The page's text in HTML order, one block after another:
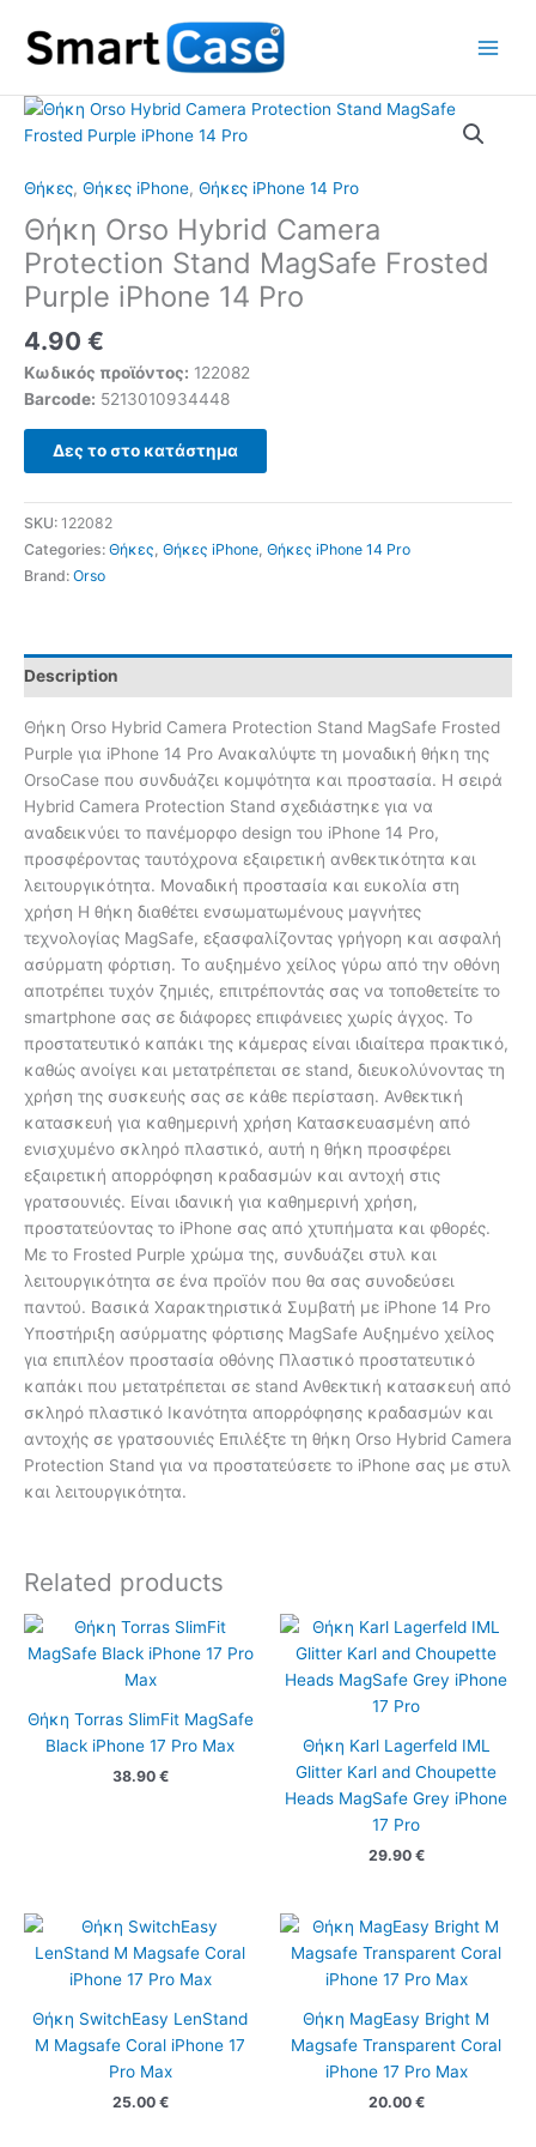
content
Θήκες, Θήκες iPhone, Θήκες iPhone 14 Pro
Θήκη Orso Hybrid Camera
Protection Stand MagSafe Frosted
Purple iPhone 14 Pro
4.90 €
Κωδικός προϊόντος: 122082
Barcode: 5213010934448
Δες το στο κατάστημα
SKU: 122082
Categories: Θήκες Θήκες iPhone Θήκες iPhone 14 Pro
Brand: Orso
Description
Θήκη Orso Hybrid Camera Protection Stand MagSafe Frosted
Purple για iPhone 14 Pro Ανακαλύψτε τη μοναδική θήκη της
OrsoCase που συνδυάζει κομψότητα και προστασία. Η σειρά
Hybrid Camera Protection Stand σχεδιάστηκε για να
αναδεικνύει το πανέμορφο design του iPhone 14 Pro,
προσφέροντας ταυτόχρονα εξαιρετική ανθεκτικότητα και
λειτουργικότητα. Μοναδική προστασία και ευκολία στη
χρήση Η θήκη διαθέτει ενσωματωμένους μαγνήτες
τεχνολογίας MagSafe, εξασφαλίζοντας γρήγορη και ασφαλή
ασύρματη φόρτιση. Το αυξημένο χείλος γύρω από την οθόνη
αποτρέπει τυχόν ζημιές, επιτρέποντάς σας να τοποθετείτε το
smartphone σας σε διάφορες επιφάνειες χωρίς άγχος. Το
προστατευτικό καπάκι της κάμερας είναι ιδιαίτερα πρακτικό,
καθώς ανοίγει και μετατρέπεται σε stand, διευκολύνοντας τη
χρήση της συσκευής σας σε κάθε περίσταση. Ανθεκτική
κατασκευή για καθημερινή χρήση Κατασκευασμένη από
ενισχυμένο σκληρό πλαστικό, αυτή η θήκη προσφέρει
εξαιρετική απορρόφηση κραδασμών και αντοχή στις
γρατσουνιές. Είναι ιδανική για καθημερινή χρήση,
προστατεύοντας το iPhone σας από χτυπήματα και φθορές.
Με το Frosted Purple χρώμα της, συνδυάζει στυλ και
λειτουργικότητα σε ένα προϊόν που θα σας συνοδεύσει
παντού. Βασικά Χαρακτηριστικά Συμβατή με iPhone 14 Pro
Υποστήριξη ασύρματης φόρτισης MagSafe Αυξημένο χείλος
για επιπλέον προστασία οθόνης Πλαστικό προστατευτικό
καπάκι που μετατρέπεται σε stand Ανθεκτική κατασκευή από
σκληρό πλαστικό Ικανότητα απορρόφησης κραδασμών και
αντοχής σε γρατσουνιές Επιλέξτε τη θήκη Orso Hybrid Camera
Protection Stand για να προστατεύσετε το iPhone σας με στυλ
και λειτουργικότητα.
Related products
Θήκη Torras SlimFit MagSafe
Black iPhone 17 Pro Max
38.90 €
Θήκη Karl Lagerfeld IML
Glitter Karl and Choupette
Heads MagSafe Grey iPhone
17 Pro
29.90 €
Θήκη SwitchEasy LenStand
M Magsafe Coral iPhone 17
Pro Max
25.00 €
Θήκη MagEasy Bright M
Magsafe Transparent Coral
iPhone 17 Pro Max
20.00 €